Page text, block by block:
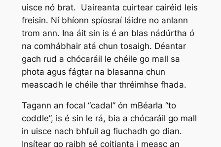
uisce nó brat. Uaireanta cuirtear cairéid leis
freisin. Ní bhíonn spíosraí láidre no anlann
trom ann. Ina áit sin is é an blas nádúrtha ó
na comhábhair atá chun tosaigh. Déantar
gach rud a chócaráil le chéile go mall sa
phota agus fágtar na blasanna chun
meascadh le chéile thar thréimhse fhada.
Tagann an focal “cadal” ón mBéarla “to
coddle”, is é sin le rá, bia a chócaráil go mall
in uisce nach bhfuil ag fiuchadh go dian.
Insítear go raibh sé coitianta i measc an